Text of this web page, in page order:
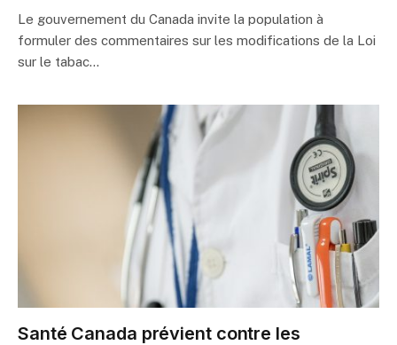
Le gouvernement du Canada invite la population à
formuler des commentaires sur les modifications de la Loi
sur le tabac…
Santé Canada prévient contre les